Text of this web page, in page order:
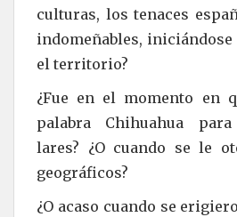
culturas, los tenaces
indomeñables,
el territorio?
¿Fue en el momento en
palabra Chihuahua
lares? ¿O cuando se le
geográficos?
¿O acaso cuando se